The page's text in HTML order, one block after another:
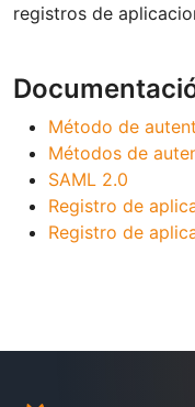
registros de
Método de
Métodos de
SAML 2.0
Registro de
Registro de